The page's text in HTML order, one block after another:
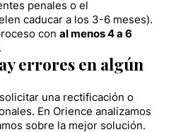
penales o el
caducar a los 3-6 meses).
con al menos 4 a 6
.
errores en algún
una rectificación o
En Orience analizamos
sobre la mejor solución.